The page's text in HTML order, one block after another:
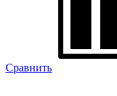
Сравнить